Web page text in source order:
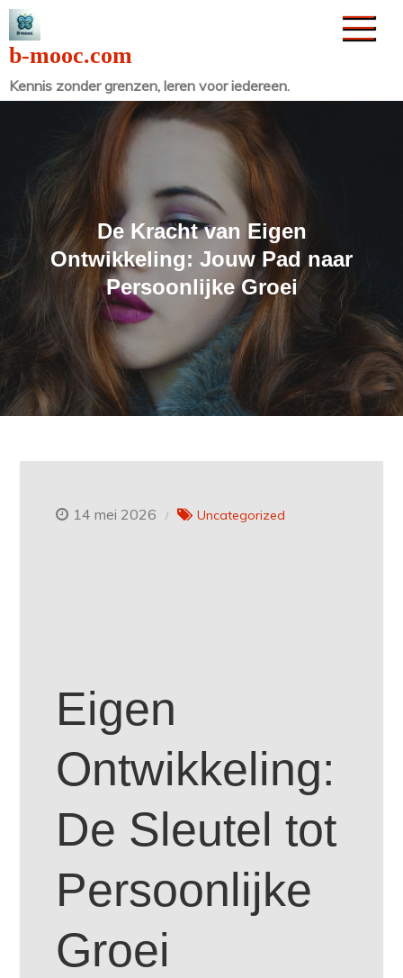
Naar
de
inhoud
gaan
b-mooc.com
Kennis zonder grenzen, leren voor iedereen.
De Kracht van Eigen
Ontwikkeling: Jouw Pad naar
Persoonlijke Groei
14 mei 2026 Uncategorized
Eigen
Ontwikkeling:
De Sleutel tot
Persoonlijke
Groei